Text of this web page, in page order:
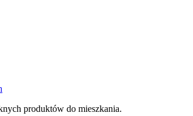
produktów do mieszkania.